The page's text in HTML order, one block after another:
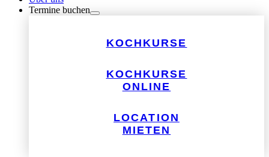
Termine buchen
KOCHKURSE
KOCHKURSE
ONLINE
LOCATION
MIETEN